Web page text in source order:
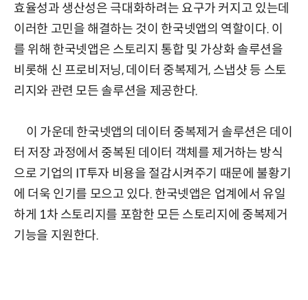
효율성과 생산성은 극대화하려는 요구가 커지고 있는데
이러한 고민을 해결하는 것이 한국넷앱의 역할이다. 이
를 위해 한국넷앱은 스토리지 통합 및 가상화 솔루션을
비롯해 신 프로비저닝, 데이터 중복제거, 스냅샷 등 스토
리지와 관련 모든 솔루션을 제공한다.
이 가운데 한국넷앱의 데이터 중복제거 솔루션은 데이
터 저장 과정에서 중복된 데이터 객체를 제거하는 방식
으로 기업의 IT투자 비용을 절감시켜주기 때문에 불황기
에 더욱 인기를 모으고 있다. 한국넷앱은 업계에서 유일
하게 1차 스토리지를 포함한 모든 스토리지에 중복제거
기능을 지원한다.